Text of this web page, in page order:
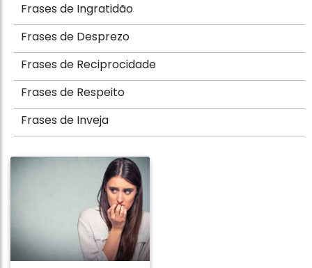
Frases de Ingratidão
Frases de Desprezo
Frases de Reciprocidade
Frases de Respeito
Frases de Inveja